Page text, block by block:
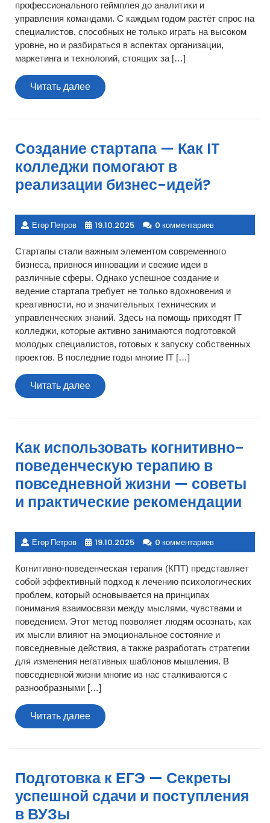
профессионального геймплея до аналитики и
управления командами. С каждым годом растёт спрос на
специалистов, способных не только играть на высоком
уровне, но и разбираться в аспектах организации,
маркетинга и технологий, стоящих за […]
Читать далееЧитать
далее
Создание стартапа — Как IT
колледжи помогают в
реализации бизнес-идей?
Егор Петров 19.10.2025 0 комментариев
Стартапы стали важным элементом современного
бизнеса, привнося инновации и свежие идеи в
различные сферы. Однако успешное создание и
ведение стартапа требует не только вдохновения и
креативности, но и значительных технических и
управленческих знаний. Здесь на помощь приходят IT
колледжи, которые активно занимаются подготовкой
молодых специалистов, готовых к запуску собственных
проектов. В последние годы многие IT […]
Читать далееЧитать
далее
Как использовать когнитивно-
поведенческую терапию в
повседневной жизни — советы
и практические рекомендации
Егор Петров 19.10.2025 0 комментариев
Когнитивно-поведенческая терапия (КПТ) представляет
собой эффективный подход к лечению психологических
проблем, который основывается на принципах
понимания взаимосвязи между мыслями, чувствами и
поведением. Этот метод позволяет людям осознать, как
их мысли влияют на эмоциональное состояние и
повседневные действия, а также разработать стратегии
для изменения негативных шаблонов мышления. В
повседневной жизни многие из нас сталкиваются с
разнообразными […]
Читать далееЧитать
далее
Подготовка к ЕГЭ — Секреты
успешной сдачи и поступления
в ВУЗы